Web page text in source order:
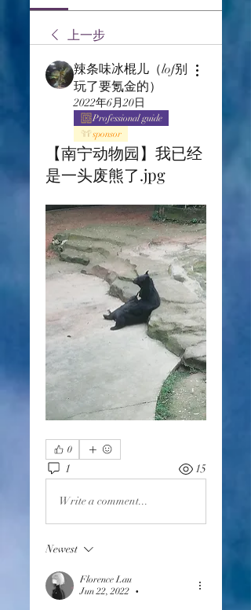
上一步
辣条味冰棍儿（lof别
玩了要氪金的）
2022年6月20日
Professional guide
sponsor
【南宁动物园】我已经
是一头废熊了.jpg
0
1 15
Write a comment...
Newest
Florence Lau
Jun 22, 2022
•